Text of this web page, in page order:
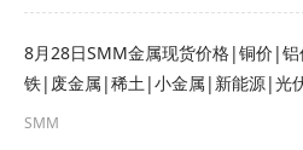
8月28日SMM金属现货价格|铜价|
铁|废金属|稀土|小金属|新能源|光
SMM